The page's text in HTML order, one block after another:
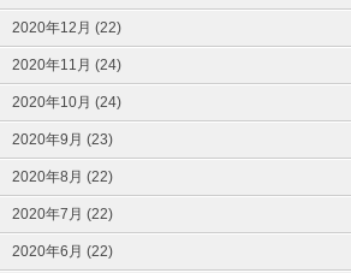
2020年12月 (22)
2020年11月 (24)
2020年10月 (24)
2020年9月 (23)
2020年8月 (22)
2020年7月 (22)
2020年6月 (22)